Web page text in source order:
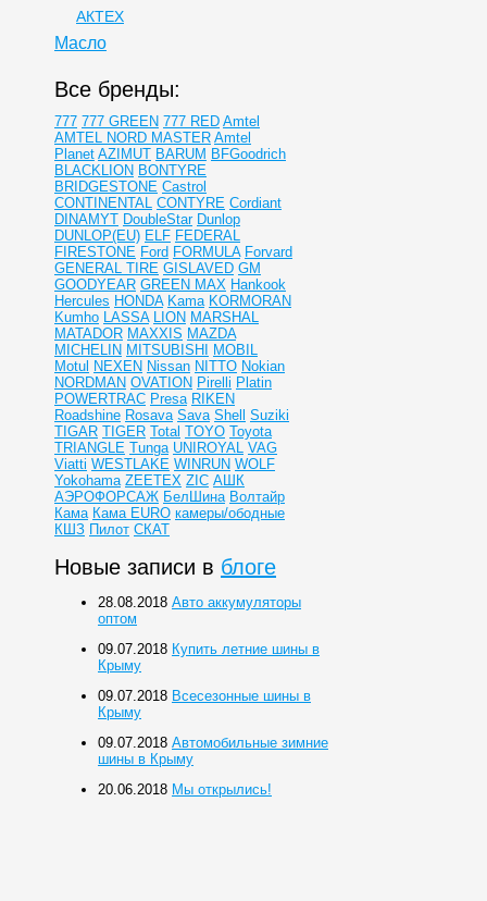
АКТЕХ
Масло
Все бренды:
777 777 GREEN 777 RED Amtel
AMTEL NORD MASTER Amtel
Planet AZIMUT BARUM BFGoodrich
BLACKLION BONTYRE
BRIDGESTONE Castrol
CONTINENTAL CONTYRE Cordiant
DINAMYT DoubleStar Dunlop
DUNLOP(EU) ELF FEDERAL
FIRESTONE Ford FORMULA Forvard
GENERAL TIRE GISLAVED GM
GOODYEAR GREEN MAX Hankook
Hercules HONDA Kama KORMORAN
Kumho LASSA LION MARSHAL
MATADOR MAXXIS MAZDA
MICHELIN MITSUBISHI MOBIL
Motul NEXEN Nissan NITTO Nokian
NORDMAN OVATION Pirelli Platin
POWERTRAC Presa RIKEN
Roadshine Rosava Sava Shell Suziki
TIGAR TIGER Total TOYO Toyota
TRIANGLE Tunga UNIROYAL VAG
Viatti WESTLAKE WINRUN WOLF
Yokohama ZEETEX ZIC АШК
АЭРОФОРСАЖ БелШина Волтайр
Кама Кама EURO камеры/ободные
КШЗ Пилот СКАТ
Новые записи в блоге
28.08.2018 Авто аккумуляторы
оптом
09.07.2018 Купить летние шины в
Крыму
09.07.2018 Всесезонные шины в
Крыму
09.07.2018 Автомобильные зимние
шины в Крыму
20.06.2018 Мы открылись!